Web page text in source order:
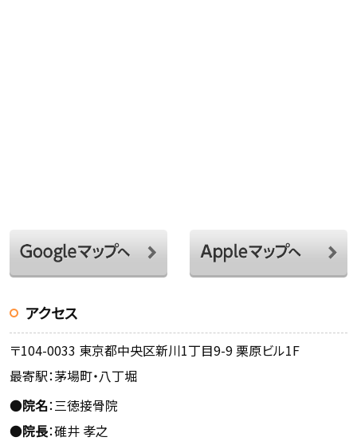
アクセス
〒104-0033 東京都中央区新川1丁目9-9 栗原ビル1F
最寄駅：茅場町・八丁堀
●院名：三徳接骨院
●院長：碓井 孝之